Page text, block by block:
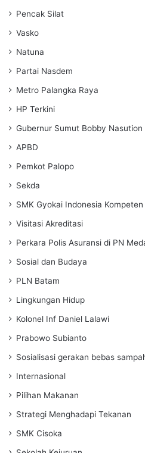
Pencak Silat
Vasko
Natuna
Partai Nasdem
Metro Palangka Raya
HP Terkini
Gubernur Sumut Bobby Nasution
APBD
Pemkot Palopo
Sekda
SMK Gyokai Indonesia Kompeten
Visitasi Akreditasi
Perkara Polis Asuransi di PN
Sosial dan Budaya
PLN Batam
Lingkungan Hidup
Kolonel Inf Daniel Lalawi
Prabowo Subianto
Sosialisasi gerakan bebas
Internasional
Pilihan Makanan
Strategi Menghadapi Tekanan
SMK Cisoka